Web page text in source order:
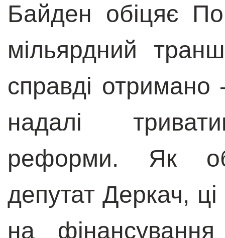
Байден обіцяє
мільярдний
справді
надалі
реформи. Як
депутат Деркач,
на фінансування